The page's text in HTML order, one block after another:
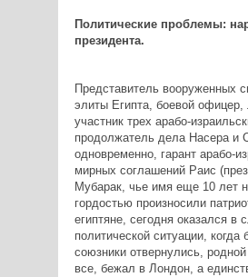
Политические проблемы:
президента.
Представитель вооруженных
элиты Египта, боевой офицер,
участник трех арабо-
продолжатель дела Насера и
одновременно, гарант арабо-
мирных соглашений Раис
Мубарак, чье имя еще 10 лет
гордостью произносили
египтяне, сегодня оказался в
политической ситуации, когда
союзники отвернулись,
все, бежал в Лондон, а